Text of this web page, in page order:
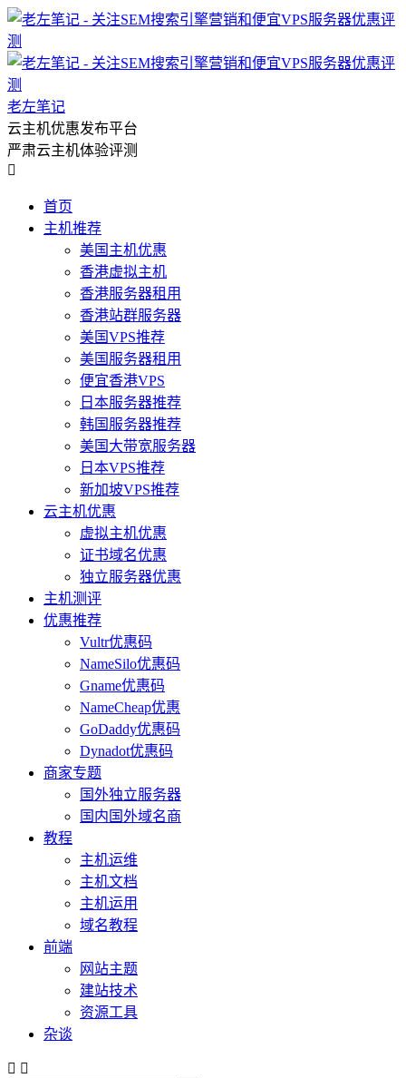
老左笔记
云主机优惠发布平台
严肃云主机体验评测

首页
主机推荐
美国主机优惠
香港虚拟主机
香港服务器租用
香港站群服务器
美国VPS推荐
美国服务器租用
便宜香港VPS
日本服务器推荐
韩国服务器推荐
美国大带宽服务器
日本VPS推荐
新加坡VPS推荐
云主机优惠
虚拟主机优惠
证书域名优惠
独立服务器优惠
主机测评
优惠推荐
Vultr优惠码
NameSilo优惠码
Gname优惠码
NameCheap优惠
GoDaddy优惠码
Dynadot优惠码
商家专题
国外独立服务器
国内国外域名商
教程
主机运维
主机文档
主机运用
域名教程
前端
网站主题
建站技术
资源工具
杂谈
 